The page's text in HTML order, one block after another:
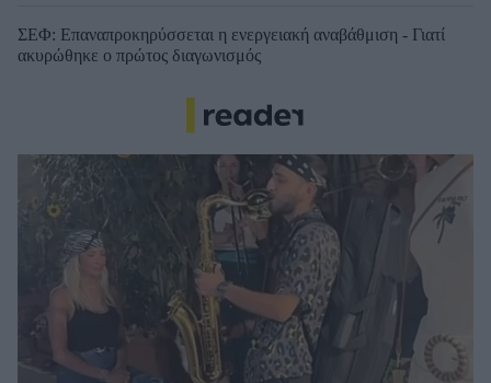
ΣΕΦ: Επαναπροκηρύσσεται η ενεργειακή αναβάθμιση - Γιατί
ακυρώθηκε ο πρώτος διαγωνισμός